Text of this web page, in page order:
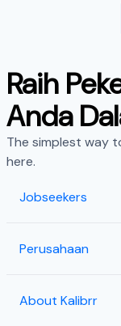
Raih
Anda
The simplest way
here.
Jobseekers
Perusahaan
About Kalibrr